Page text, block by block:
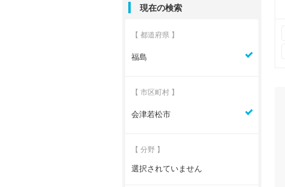
現在の検索
【 都道府県 】
福島
【 市区町村 】
会津若松市
【 分野 】
選択されていません